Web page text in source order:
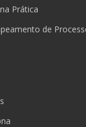
Prática
de